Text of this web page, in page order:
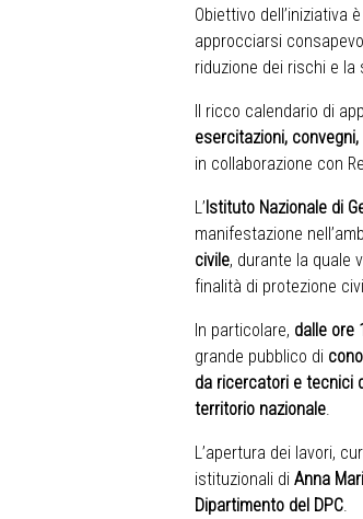
Obiettivo dell’iniziativa è
approcciarsi
riduzione dei rischi e la
Il ricco calendario di
esercitazioni,
in collaborazione con
L’ Istituto Nazionale di
manifestazione
civile, durante la quale
finalità di protezione
In particolare, dalle ore
grande pubblico di
da ricercatori e tecnici
territorio nazionale.
L’apertura dei lavori,
istituzionali diAnna
Dipartimento del DPC.